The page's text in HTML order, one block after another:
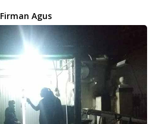
Firman Agus